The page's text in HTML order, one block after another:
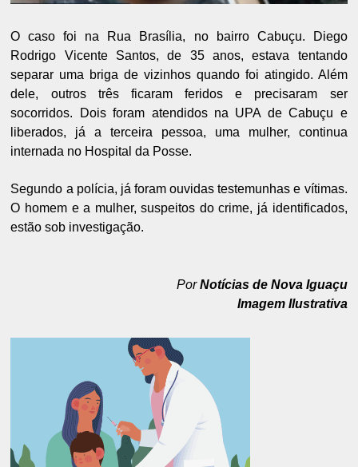
O caso foi na Rua Brasília, no bairro Cabuçu. Diego
Rodrigo Vicente Santos, de 35 anos, estava tentando
separar uma briga de vizinhos quando foi atingido. Além
dele, outros três ficaram feridos e precisaram ser
socorridos. Dois foram atendidos na UPA de Cabuçu e
liberados, já a terceira pessoa, uma mulher, continua
internada no Hospital da Posse.
Segundo a polícia, já foram ouvidas testemunhas e vítimas.
O homem e a mulher, suspeitos do crime, já identificados,
estão sob investigação.
PorNotícias de Nova Iguaçu
Imagem Ilustrativa